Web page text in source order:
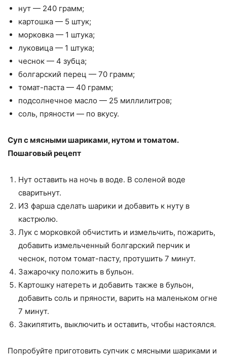
нут — 240 грамм;
картошка — 5 штук;
морковка — 1 штука;
луковица — 1 штука;
чеснок — 4 зубца;
болгарский перец — 70 грамм;
томат-паста — 40 грамм;
подсолнечное масло — 25 миллилитров;
соль, пряности — по вкусу.
Суп с мясными шариками, нутом и томатом.
Пошаговый рецепт
Нут оставить на ночь в воде. В соленой воде
сваритьнут.
ИЗ фарша сделать шарики и добавить к нуту в
кастрюлю.
Лук с морковкой обчистить и измельчить, пожарить,
добавить измельченный болгарский перчик и
чеснок, потом томат-пасту, протушить 7 минут.
Зажарочку положить в бульон.
Картошку натереть и добавить также в бульон,
добавить соль и пряности, варить на маленьком огне
7 минут.
Закипятить, выключить и оставить, чтобы настоялся.
Попробуйте приготовить супчик с мясными шариками и